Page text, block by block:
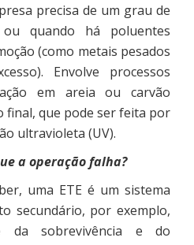
precisa de um grau de
quando há poluentes
(como metais pesados
Envolve processos
em areia ou carvão
final, que pode ser feita por
ultravioleta (UV).
a operação falha?
uma ETE é um sistema
secundário, por exemplo,
da sobrevivência e do